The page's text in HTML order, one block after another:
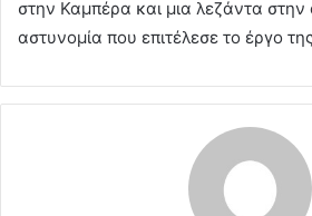
στην Καμπέρα και μια λεζάντα στην
αστυνομία που επιτέλεσε το έργο